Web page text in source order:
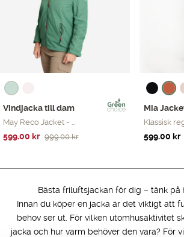
Vindjacka till dam
May Reco Jacket - ...
999.00kr
Det
999.00 kr.
599.00 kr
Det
599.00 kr.
Mia
Klassisk
Det
999.00 kr.
599.00 kr
Det
599.00 kr.
Bästa friluftsjackan för dig – tänk på
Innan du köper en jacka är det viktigt att
behov ser ut. För vilken utomhusaktivitet
jacka och hur varm behöver den vara? För